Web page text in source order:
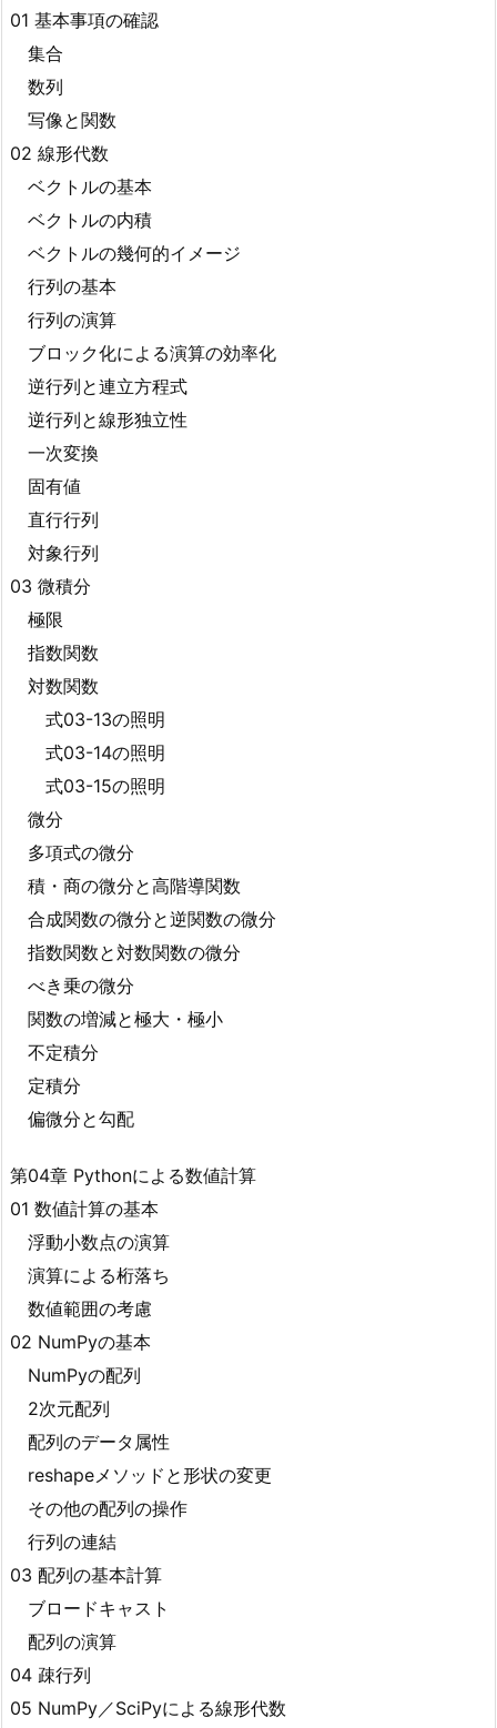
01 基本事項の確認
集合
数列
写像と関数
02 線形代数
ベクトルの基本
ベクトルの内積
ベクトルの幾何的イメージ
行列の基本
行列の演算
ブロック化による演算の効率化
逆行列と連立方程式
逆行列と線形独立性
一次変換
固有値
直行行列
対象行列
03 微積分
極限
指数関数
対数関数
式03-13の照明
式03-14の照明
式03-15の照明
微分
多項式の微分
積・商の微分と高階導関数
合成関数の微分と逆関数の微分
指数関数と対数関数の微分
べき乗の微分
関数の増減と極大・極小
不定積分
定積分
偏微分と勾配
第04章 Pythonによる数値計算
01 数値計算の基本
浮動小数点の演算
演算による桁落ち
数値範囲の考慮
02 NumPyの基本
NumPyの配列
2次元配列
配列のデータ属性
reshapeメソッドと形状の変更
その他の配列の操作
行列の連結
03 配列の基本計算
ブロードキャスト
配列の演算
04 疎行列
05 NumPy／SciPyによる線形代数